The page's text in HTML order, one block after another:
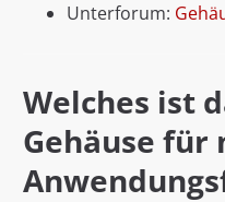
Unterforum:
Welches ist
Gehäuse für